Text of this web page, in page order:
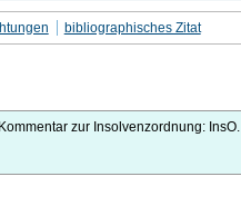
bibliographisches Zitat
zur Insolvenzordnung: InsO.